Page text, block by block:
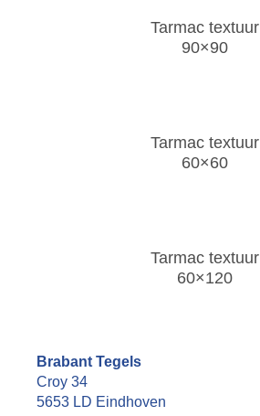
Tarmac textuur
90×90
Tarmac textuur
60×60
Tarmac textuur
60×120
Brabant Tegels
Croy 34
5653 LD Eindhoven